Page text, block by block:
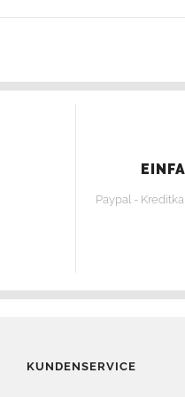
Paypal -
KUNDENSERVICE